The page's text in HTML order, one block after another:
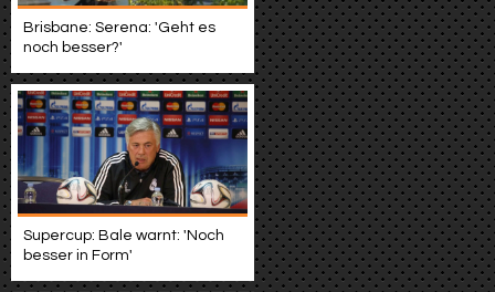
Brisbane: Serena: 'Geht es
noch besser?'
Supercup: Bale warnt: 'Noch
besser in Form'